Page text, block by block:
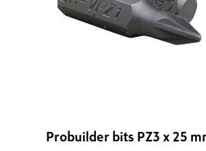
Probuilder bits PZ3 x 25